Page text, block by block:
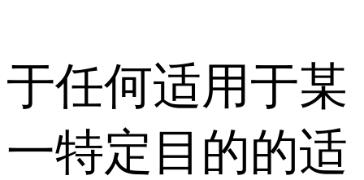
于任何适用于某
一特定目的的适